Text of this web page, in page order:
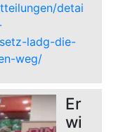
detai
ladg-die-
weg/
Er
wi